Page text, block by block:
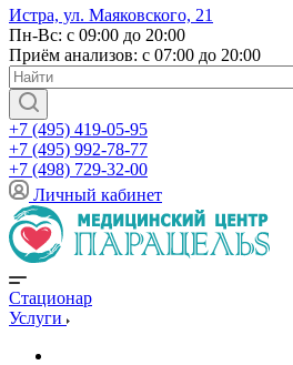
Истра, ул. Маяковского, 21
Пн-Вс: с 09:00 до 20:00
Приём анализов: с 07:00 до 20:00
+7 (495) 419-05-95
+7 (495) 992-78-77
+7 (498) 729-32-00
Личный кабинет
Стационар
Услуги